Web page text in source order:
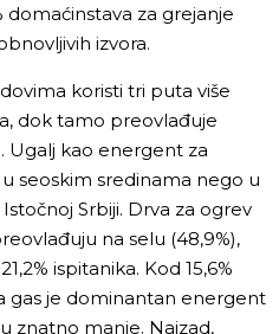
domaćinstava za grejanje
izvora.
koristi tri puta više
dok tamo preovlađuje
kao energent za
seoskim sredinama nego u
Srbiji. Drva za ogrev
na selu (48,9%),
ispitanika. Kod 15,6%
gas je dominantan energent
znatno manje. Najzad,